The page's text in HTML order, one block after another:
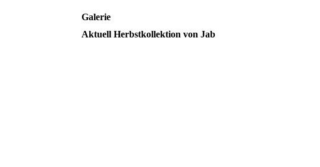
Galerie
Aktuell Herbstkollektion von Jab